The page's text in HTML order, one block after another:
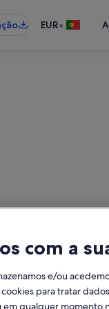
EUR•
para
-
com a
e/ou
para tratar
em qualquer